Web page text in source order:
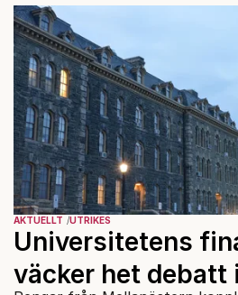
AKTUELLT UTRIKES
Universitetens
väcker het debatt